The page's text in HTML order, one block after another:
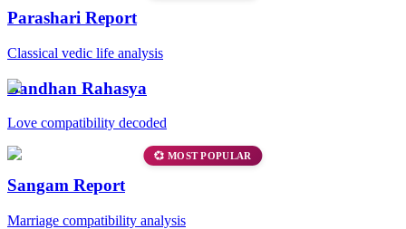
Parashari Report
Classical vedic life analysis
Bandhan Rahasya
Love compatibility decoded
💞 MOST POPULAR
Sangam Report
Marriage compatibility analysis